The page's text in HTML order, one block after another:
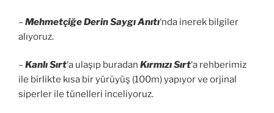
–Mehmetçiğe Derin Saygı Anıtı‘nda inerek bilgiler
alıyoruz.
–Kanlı Sırt‘a ulaşıp buradan Kırmızı Sırt‘a rehberimiz
ile birlikte kısa bir yürüyüş (100m) yapıyor ve orjinal
siperler ile tünelleri inceliyoruz.